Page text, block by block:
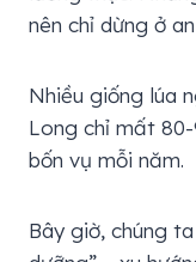
nên chỉ dừng ở
Nhiều giống lúa
Long chỉ mất
bốn vụ mỗi năm.
Bây giờ, chúng